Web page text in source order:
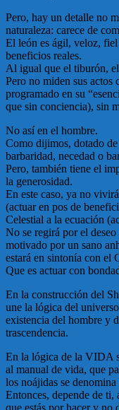
Pero, hay un detalle no
naturaleza: carece de
El león es ágil, veloz, fiel
beneficios reales.
Al igual que el tiburón,
Pero no miden sus actos
programado en su
que sin conciencia), sin
No así en el hombre.
Como dijimos, dotado
barbaridad, necedad o
Pero, también tiene el
la generosidad.
En este caso, ya no
(actuar en pos de
Celestial a la ecuación
No se regirá por el
motivado por un sano
estará en sintonía con el
Que es actuar con
En la construcción del
une la lógica del
existencia del hombre y
trascendencia.
En la lógica de la VIDA
al manual de vida, que
los noájidas se
Entonces, depende de ti,
que estás por hacer y